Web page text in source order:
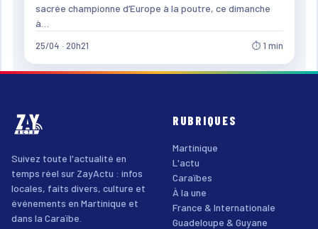
sacrée championne d’Europe à la poutre, ce dimanche
à…
25/04 · 20h21 ⏱ 1 min
Suivez toute l'actualité en
temps réel sur ZayActu : infos
locales, faits divers, culture et
événements en Martinique et
dans la Caraïbe.
RUBRIQUES
Martinique
L'actu
Caraïbes
À la une
France & Internationale
Guadeloupe & Guyane